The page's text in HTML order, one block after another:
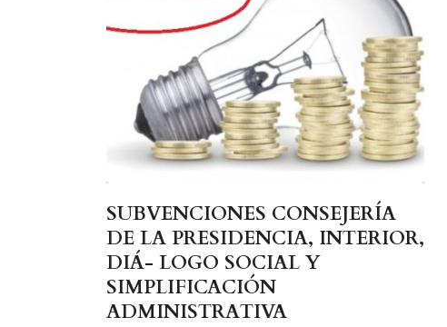
SUBVENCIONES CONSEJERÍA
DE LA PRESIDENCIA, INTERIOR,
DIÁ- LOGO SOCIAL Y
SIMPLIFICACIÓN
ADMINISTRATIVA